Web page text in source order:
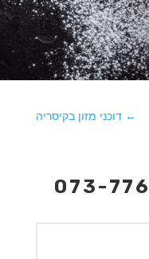
←דוכני מזון בקיסריה
073-